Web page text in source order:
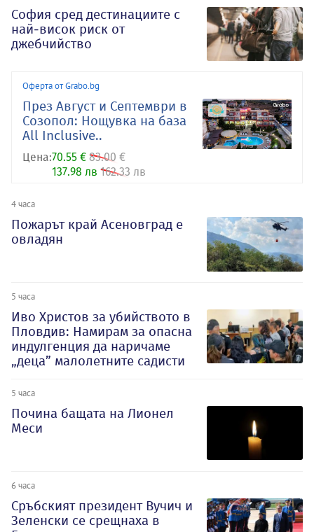
София сред дестинациите с
най-висок риск от
джебчийство
Оферта от Grabo.bg
През Август и Септември в
Созопол: Нощувка на база
All Inclusive..
Цена:70.55 € 83.00 €
137.98 лв 162.33 лв
4 часа
Пожарът край Асеновград е
овладян
5 часа
Иво Христов за убийството в
Пловдив: Намирам за опасна
индулгенция да наричаме
„деца” малолетните садисти
5 часа
Почина бащата на Лионел
Меси
6 часа
Сръбският президент Вучич и
Зеленски се срещнаха в